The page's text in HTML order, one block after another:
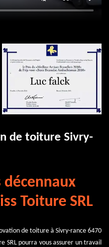
de toiture Sivry-
décennaux
Toiture SRL
de toiture à Sivry-rance 6470
SRL pourra vous assurer un travail